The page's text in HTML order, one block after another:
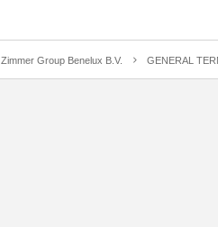
Zimmer Group Benelux B.V. GENERAL